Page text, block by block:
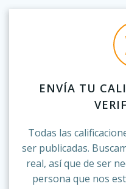
ENVÍA TU
Todas las
ser publicadas.
real, así que de ser
persona que nos